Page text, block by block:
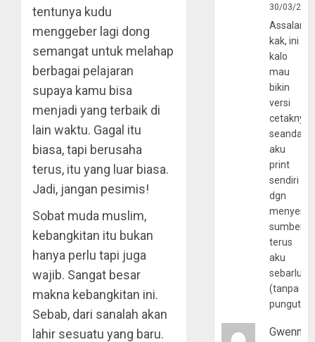
tentunya kudu
menggeber lagi dong
semangat untuk melahap
berbagai pelajaran
supaya kamu bisa
menjadi yang terbaik di
lain waktu. Gagal itu
biasa, tapi berusaha
terus, itu yang luar biasa.
Jadi, jangan pesimis!
Sobat muda muslim,
kebangkitan itu bukan
hanya perlu tapi juga
wajib. Sangat besar
makna kebangkitan ini.
Sebab, dari sanalah akan
lahir sesuatu yang baru.
30/03/
kak, ini
kalo
mau
bikin
versi
cetaknya
aku
print
sendiri
dgn
sumber
terus
aku
(tanpa
Gwenny